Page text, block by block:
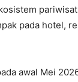
pada hotel,
awal Mei